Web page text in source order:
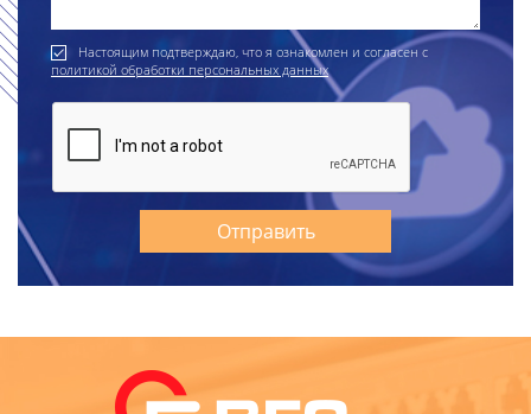
Настоящим подтверждаю, что я ознакомлен и согласен с
политикой обработки персональных данных